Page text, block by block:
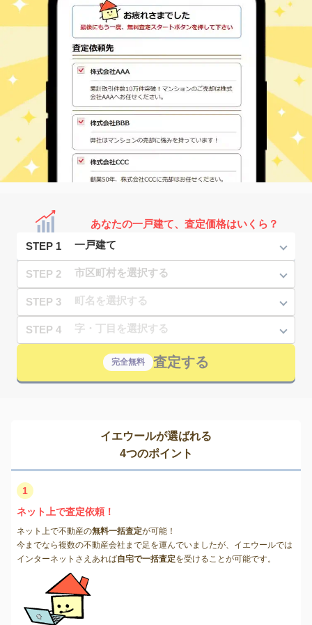
あなたの一戸建て、査定価格はいくら？
STEP 1
STEP 2
STEP 3
STEP 4
完全無料 査定する
イエウールが選ばれる
4つのポイント
1
ネット上で査定依頼！
ネット上で不動産の無料一括査定が可能！
今までなら複数の不動産会社まで足を運んでいましたが、イエウールでは
インターネットさえあれば自宅で一括査定を受けることが可能です。